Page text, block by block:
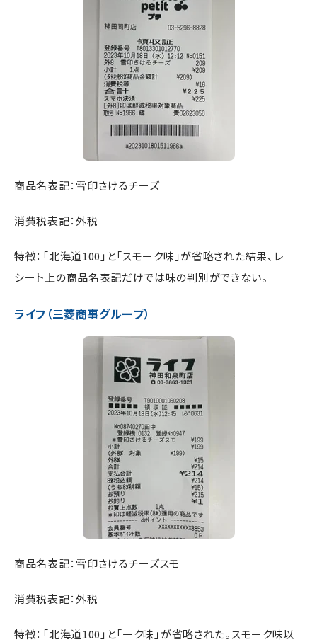
商品名表記：雪印さけるチーズ
消費税表記：外税
特徴：「北海道100」と「スモーク味」が省略された結果、レ
シート上の商品名表記だけでは味の判別ができない。
ライフ（三菱商事グループ）
商品名表記：雪印さけるチーズスモ
消費税表記：外税
特徴：「北海道100」と「ーク味」が省略された。スモーク味以